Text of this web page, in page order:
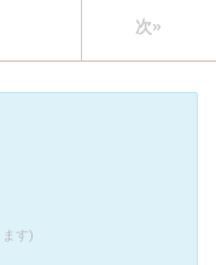
次»
す)